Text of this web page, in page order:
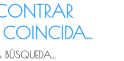
BÚSQUEDA...